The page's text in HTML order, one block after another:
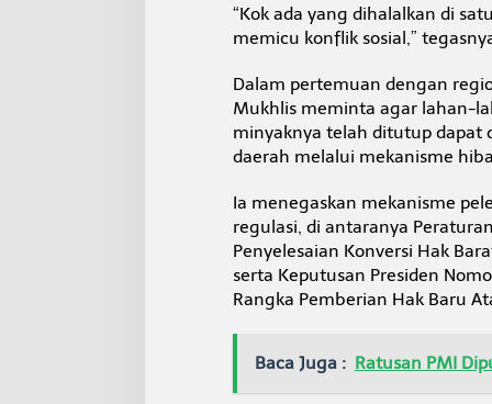
“Kok ada yang dihalalkan di
memicu konflik sosial,”
Dalam pertemuan dengan
Mukhlis meminta agar lahan-
minyaknya telah ditutup dapat
daerah melalui mekanisme
Ia menegaskan mekanisme
regulasi, di antaranya
Penyelesaian Konversi Hak
serta Keputusan Presiden
Rangka Pemberian Hak Baru
Baca Juga : Ratusan PMI